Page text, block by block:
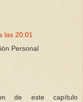
las 20:01
Personal
de este capítulo